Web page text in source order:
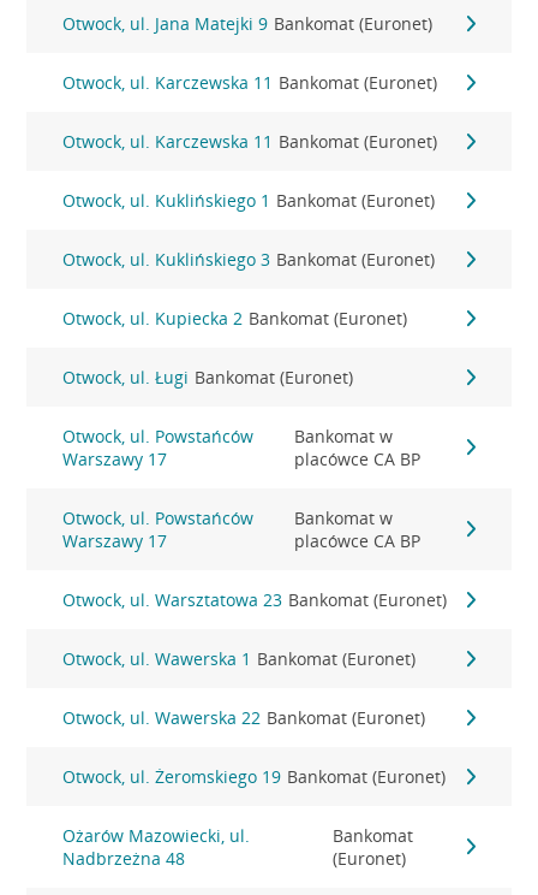
Otwock, ul. Jana Matejki 9 Bankomat (Euronet)
Otwock, ul. Karczewska 11 Bankomat (Euronet)
Otwock, ul. Karczewska 11 Bankomat (Euronet)
Otwock, ul. Kuklińskiego 1 Bankomat (Euronet)
Otwock, ul. Kuklińskiego 3 Bankomat (Euronet)
Otwock, ul. Kupiecka 2 Bankomat (Euronet)
Otwock, ul. Ługi Bankomat (Euronet)
Otwock, ul. Powstańców
Warszawy 17
Bankomat w
placówce CA BP
Otwock, ul. Powstańców
Warszawy 17
Bankomat w
placówce CA BP
Otwock, ul. Warsztatowa 23 Bankomat (Euronet)
Otwock, ul. Wawerska 1 Bankomat (Euronet)
Otwock, ul. Wawerska 22 Bankomat (Euronet)
Otwock, ul. Żeromskiego 19 Bankomat (Euronet)
Ożarów Mazowiecki, ul.
Nadbrzeżna 48
Bankomat
(Euronet)